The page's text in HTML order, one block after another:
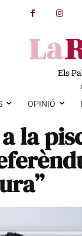
Els
OPINIÓ
la